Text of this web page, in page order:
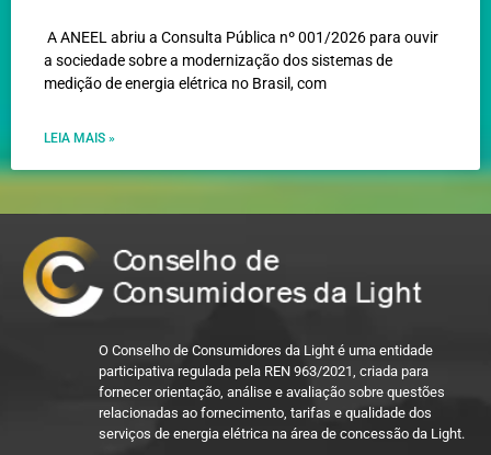
A ANEEL abriu a Consulta Pública nº 001/2026 para ouvir
a sociedade sobre a modernização dos sistemas de
medição de energia elétrica no Brasil, com
LEIA MAIS »
O Conselho de Consumidores da Light é uma entidade
participativa regulada pela REN 963/2021, criada para
fornecer orientação, análise e avaliação sobre questões
relacionadas ao fornecimento, tarifas e qualidade dos
serviços de energia elétrica na área de concessão da Light.